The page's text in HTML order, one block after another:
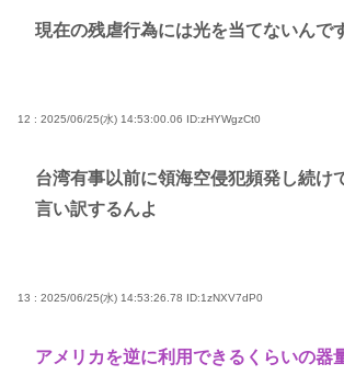
現在の残虐行為には光を当てないんで
12 : 2025/06/25(水) 14:53:00.06 ID:zHYWgzCt0
台湾有事以前に領海空侵犯頻発し続け
言い訳するんよ
13 : 2025/06/25(水) 14:53:26.78 ID:1zNXV7dP0
アメリカを逆に利用できるくらいの器